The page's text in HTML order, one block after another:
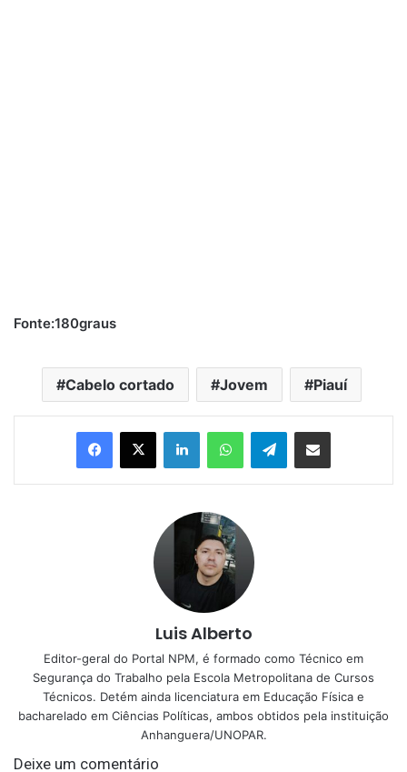
Fonte:180graus
Cabelo cortado Jovem Piauí
Telegram
Luis Alberto
Editor-geral do Portal NPM, é formado como Técnico em
Segurança do Trabalho pela Escola Metropolitana de Cursos
Técnicos. Detém ainda licenciatura em Educação Física e
bacharelado em Ciências Políticas, ambos obtidos pela instituição
Anhanguera/UNOPAR.
Deixe um comentário